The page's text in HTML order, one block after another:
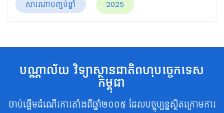
សារណាបញ្ចប់ឆ្នាំ 2025
បណ្ណាល័យ វិទ្យាស្ថានជាតិពហុបច្ចេកទេស
កម្ពុជា
ចាប់ផ្តើមដំណើរការតាំងពីឆ្នាំ២០០៥ ដែលបច្ចុប្បន្នស្ថិតក្រោមការ